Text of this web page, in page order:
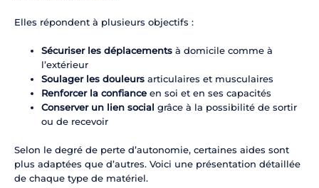
Elles répondent à plusieurs objectifs :
Sécuriser les déplacementsà domicile comme à
l’extérieur
Soulager les douleursarticulaires et musculaires
Renforcer la confianceen soi et en ses capacités
Conserver un lien social grâce à la possibilité de sortir
ou de recevoir
Selon le degré de perte d’autonomie, certaines aides sont
plus adaptées que d’autres. Voici une présentation détaillée
de chaque type de matériel.